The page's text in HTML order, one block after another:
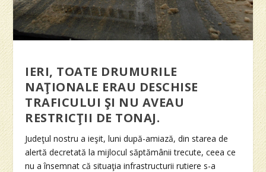
IERI, TOATE DRUMURILE
NAŢIONALE ERAU DESCHISE
TRAFICULUI ŞI NU AVEAU
RESTRICŢII DE TONAJ.
Judeţul nostru a ieşit, luni după-amiază, din starea de
alertă decretată la mijlocul săptămânii trecute, ceea ce
nu a însemnat că situaţia infrastructurii rutiere s-a